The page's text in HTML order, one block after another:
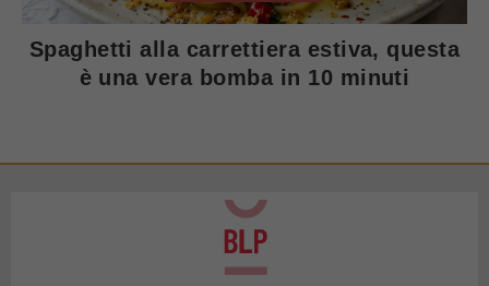
Spaghetti alla carrettiera estiva, questa
è una vera bomba in 10 minuti